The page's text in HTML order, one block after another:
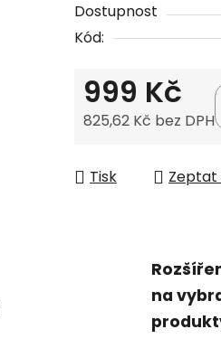
je
0,0
hvězdiček.
Dostupnost
Kód:
999 Kč
825,62 Kč bez DPH
Tisk Zeptat
na